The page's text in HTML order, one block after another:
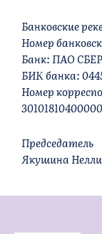
Банковские
Номер
Банк: ПАО
БИК банка:
Номер
Председатель
Якушина